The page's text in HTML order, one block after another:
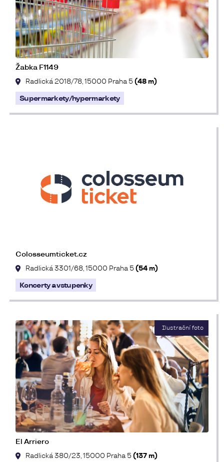
Žabka F1149
Radlická 2018/78, 15000 Praha 5(48 m)
Supermarkety/hypermarkety
Colosseumticket.cz
Radlická 3301/68, 15000 Praha 5(54 m)
Koncerty a vstupenky
El Arriero
Radlická 380/23, 15000 Praha 5(137 m)